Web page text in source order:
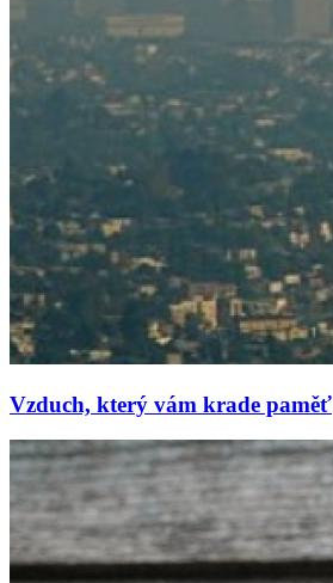
Vzduch, který vám krade paměť